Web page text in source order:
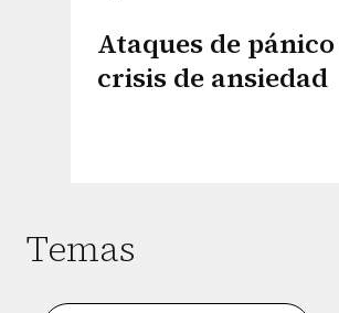
Ataques de
crisis de ansiedad
Temas